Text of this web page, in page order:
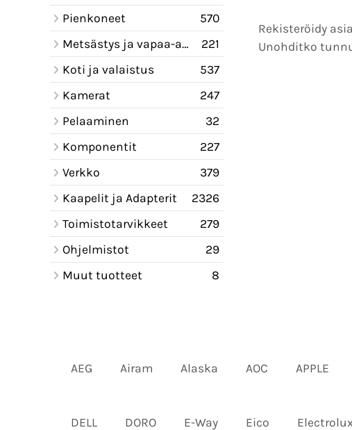
Pienkoneet
570
Metsästys ja vapaa-aika
221
Koti ja valaistus
537
Kamerat
247
Pelaaminen
32
Komponentit
227
Verkko
379
Kaapelit ja Adapterit
2326
Toimistotarvikkeet
279
Ohjelmistot
29
Muut tuotteet
8
Rekisteröidy
Unohditko
AEG Airam Alaska AOC APPLE
DELL DORO E-Way Eico